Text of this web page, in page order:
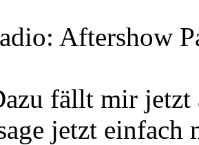
Aftershow
fällt mir
jetzt einfach